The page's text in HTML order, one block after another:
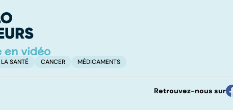
SANTÉ CANCER MÉDICAMENTS
Retrouvez-nous sur